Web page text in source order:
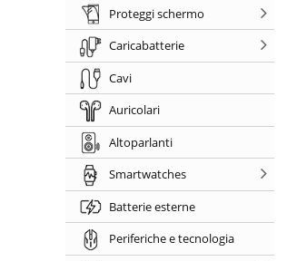
Proteggi schermo
Caricabatterie
Cavi
Auricolari
Altoparlanti
Smartwatches
Batterie esterne
Periferiche e tecnologia